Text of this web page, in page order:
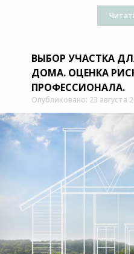
ВЫБОР УЧАСТКА
ДОМА. ОЦЕНКА
ПРОФЕССИОНАЛА.
Опубликовано: 23 августа